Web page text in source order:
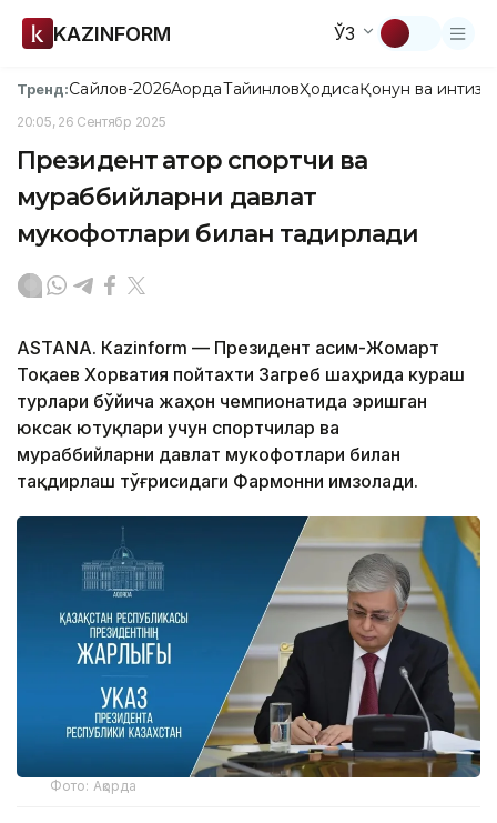
KAZINFORM ЎЗ
Тренд:Сайлов-2026АқордаТайинловҲодисаҚонун ва
20:05, 26 Сентябр 2025
Президент қатор спортчи ва
мураббийларни давлат
мукофотлари билан тақдирлади
ASTANА. Кazinform — Президент Қасим-Жомарт
Тоқаев Хорватия пойтахти Загреб шаҳрида кураш
турлари бўйича жаҳон чемпионатида эришган
юксак ютуқлари учун спортчилар ва
мураббийларни давлат мукофотлари билан
тақдирлаш тўғрисидаги Фармонни имзолади.
Фото: Ақорда